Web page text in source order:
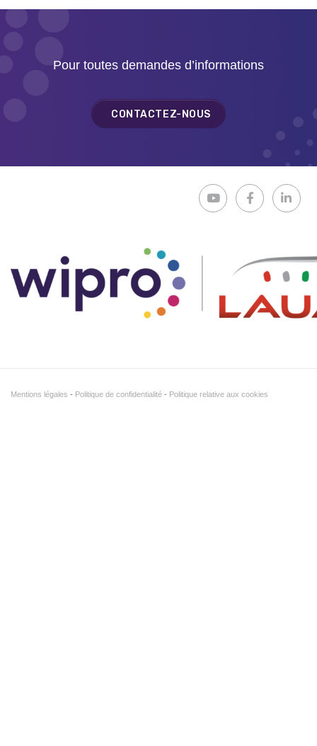
Pour toutes demandes d’informations
CONTACTEZ-NOUS
Mentions légales Politique de confidentialité Politique relative aux cookies